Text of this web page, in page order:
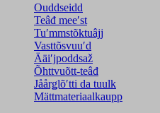
Ouddseidd
Teâđ meeʹst
Tuʹmmstõktuâjj
Vasttõsvuuʹd
Ääiʹjpoddsaž
Õhttvuõtt-teâđ
Jåårǥlõʹtti da tuulk
Mättmateriaalkaupp